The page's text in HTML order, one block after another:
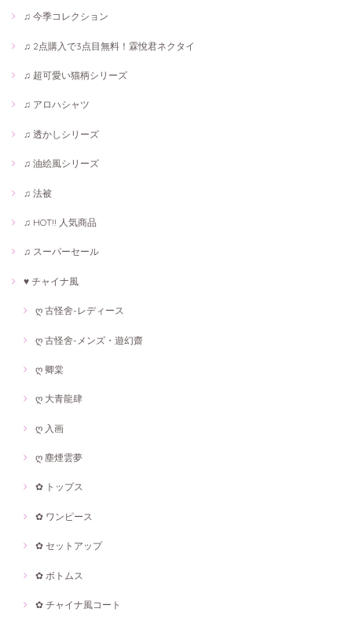
♫ 今季コレクション
♫ 2点購入で3点目無料！霖悅君ネクタイ
♫ 超可愛い猫柄シリーズ
♫ アロハシャツ
♫ 透かしシリーズ
♫ 油絵風シリーズ
♫ 法被
♫ HOT!! 人気商品
♫ スーパーセール
♥ チャイナ風
ღ 古怪舍-レディース
ღ 古怪舍-メンズ・遊幻齋
ღ 卿棠
ღ 大青龍肆
ღ 入画
ღ 塵煙雲夢
✿ トップス
✿ ワンピース
✿ セットアップ
✿ ボトムス
✿ チャイナ風コート